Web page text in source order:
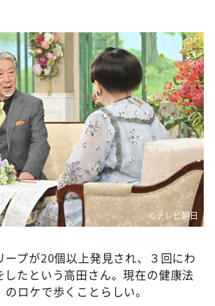
©️テレビ朝日
ープが20個以上発見され、３回にわ
したという高田さん。現在の健康法
ロケで歩くことらしい。